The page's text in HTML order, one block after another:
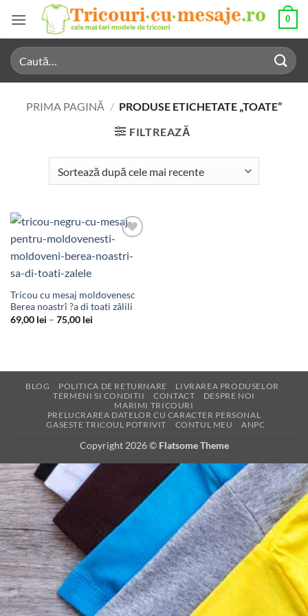
content
0
Caută
după:
PRIMA PAGINĂ / PRODUSE ETICHETATE „TOATE”
FILTREAZĂ
Wishlist
Tricou cu mesaj moldovenesc
Berea noastrî ?a di toati zâlili
69,00 lei – 75,00 leiInterval
75,00 lei
BLOG POLITICA DE RETURNARE
LIVRAREA PRODUSELOR
TERMENI SI CONDITII
CONTACT
DESPRE NOI
MARIMI TRICOURI
PRELUCRAREA DATELOR CU CARACTER PERSONAL
GASESTE TRICOUL POTRIVIT
CONTUL MEU ANPC
Copyright 2026 © Flatsome Theme